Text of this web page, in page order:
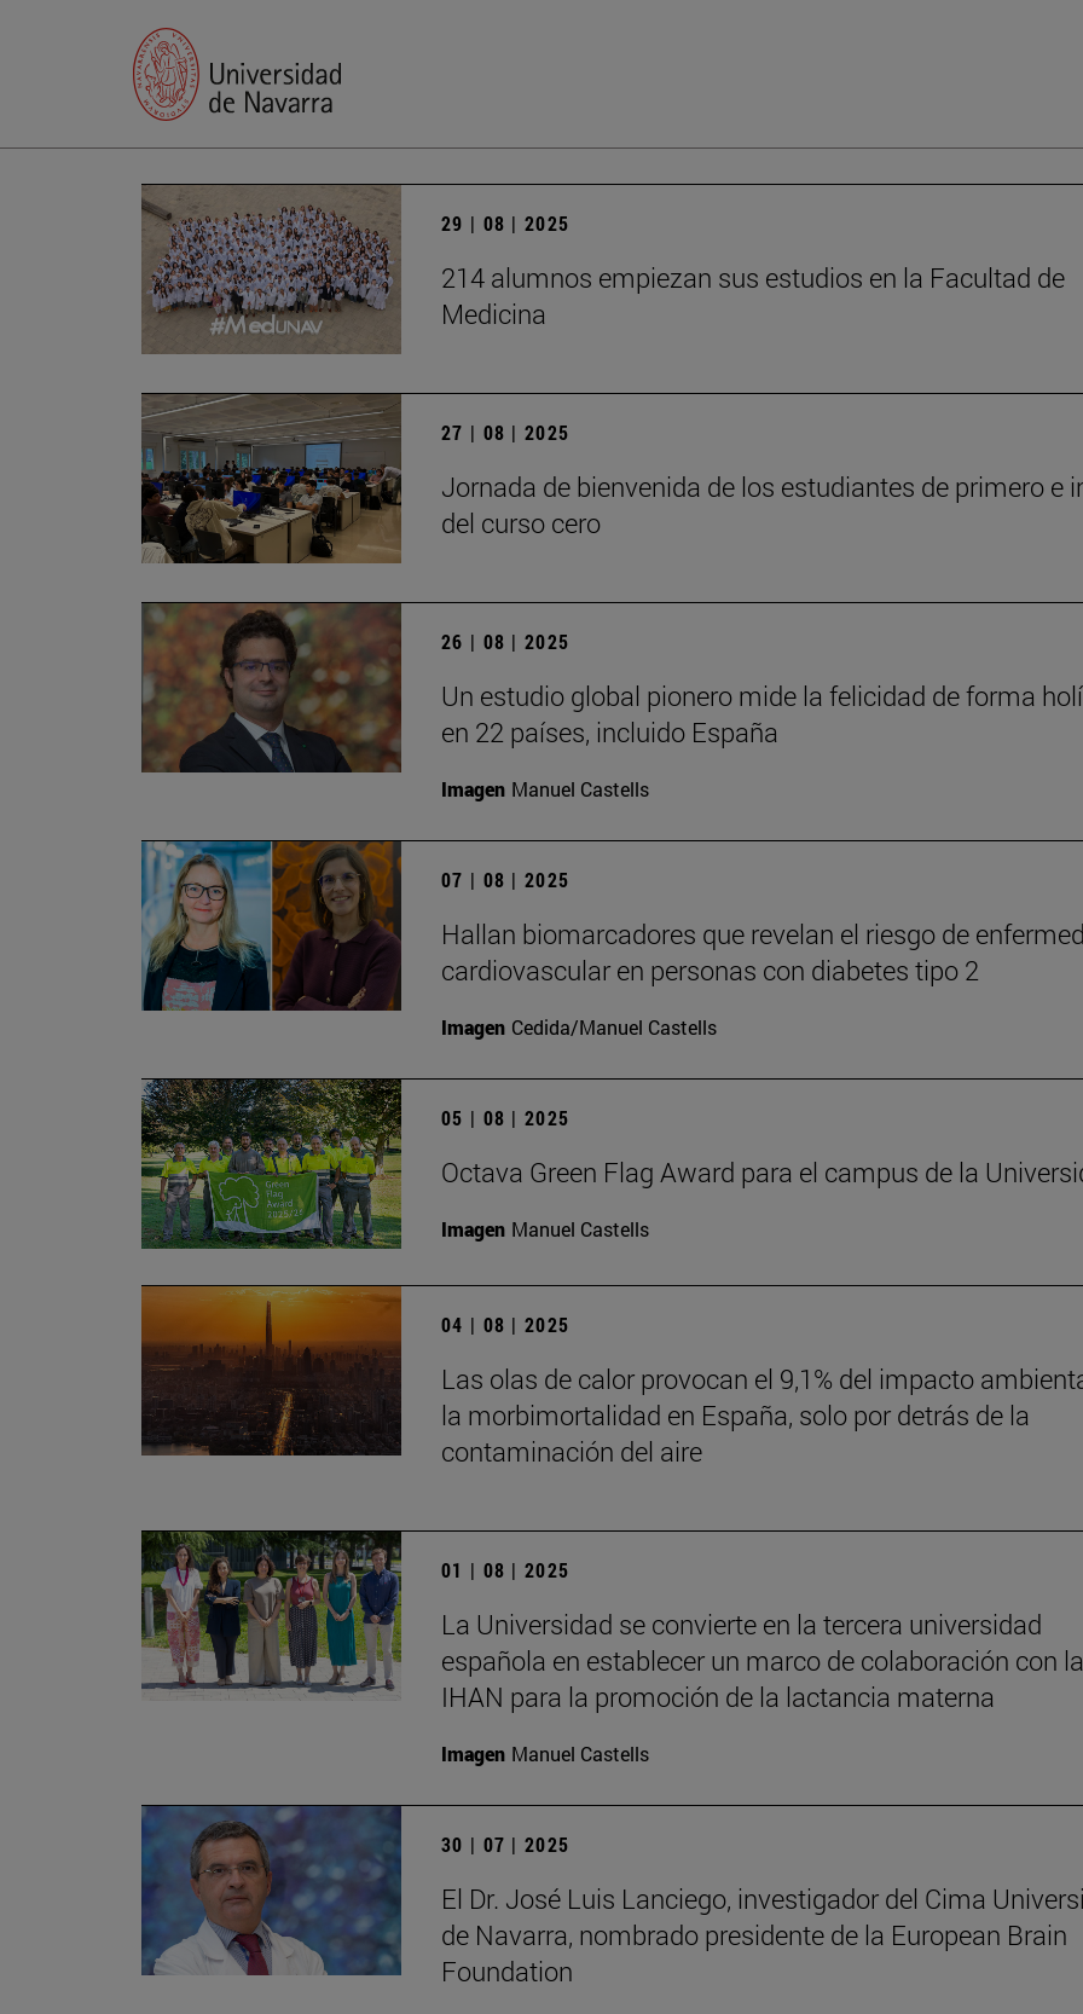
29 | 08 | 2025
214 alumnos empiezan sus estudios en la Facultad de
Medicina
27 | 08 | 2025
Jornada de bienvenida de los estudiantes de primero e
del curso cero
26 | 08 | 2025
Un estudio global pionero mide la felicidad de forma
en 22 países, incluido España
Imagen Manuel Castells
07 | 08 | 2025
Hallan biomarcadores que revelan el riesgo de
cardiovascular en personas con diabetes tipo 2
Imagen Cedida/Manuel Castells
05 | 08 | 2025
Octava Green Flag Award para el campus de la
Imagen Manuel Castells
04 | 08 | 2025
Las olas de calor provocan el 9,1% del impacto
la morbimortalidad en España, solo por detrás de la
contaminación del aire
01 | 08 | 2025
La Universidad se convierte en la tercera universidad
española en establecer un marco de colaboración con la
IHAN para la promoción de la lactancia materna
Imagen Manuel Castells
30 | 07 | 2025
El Dr. José Luis Lanciego, investigador del Cima
de Navarra, nombrado presidente de la European Brain
Foundation